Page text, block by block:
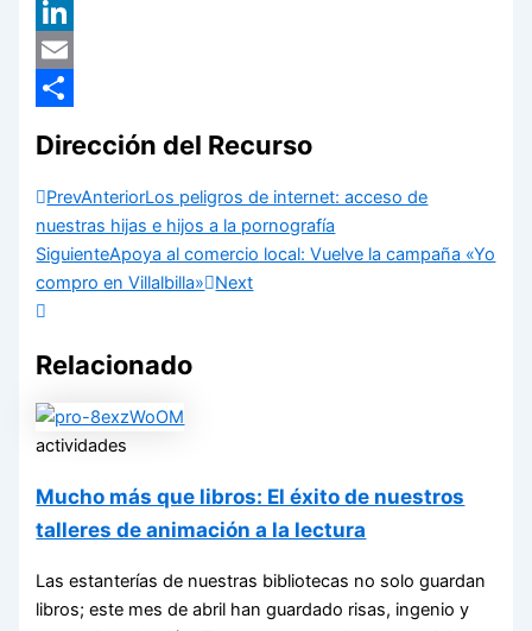
X
LinkedIn
Email
Dirección del Recurso
PrevAnteriorLos peligros de internet: acceso de
nuestras hijas e hijos a la pornografía
SiguienteApoya al comercio local: Vuelve la campaña «Yo
compro en Villalbilla»
Next
Relacionado
actividades
Mucho más que libros: El éxito de nuestros
talleres de animación a la lectura
Las estanterías de nuestras bibliotecas no solo guardan
libros; este mes de abril han guardado risas, ingenio y